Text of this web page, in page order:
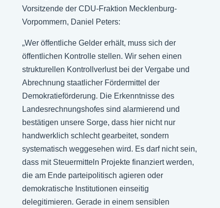
Vorsitzende der CDU-Fraktion Mecklenburg-
Vorpommern, Daniel Peters:
„Wer öffentliche Gelder erhält, muss sich der
öffentlichen Kontrolle stellen. Wir sehen einen
strukturellen Kontrollverlust bei der Vergabe und
Abrechnung staatlicher Fördermittel der
Demokratieförderung. Die Erkenntnisse des
Landesrechnungshofes sind alarmierend und
bestätigen unsere Sorge, dass hier nicht nur
handwerklich schlecht gearbeitet, sondern
systematisch weggesehen wird. Es darf nicht sein,
dass mit Steuermitteln Projekte finanziert werden,
die am Ende parteipolitisch agieren oder
demokratische Institutionen einseitig
delegitimieren. Gerade in einem sensiblen